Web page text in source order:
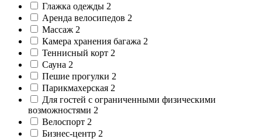
Глажка одежды 2
Аренда велосипедов 2
Массаж 2
Камера хранения багажа 2
Теннисный корт 2
Сауна 2
Пешие прогулки 2
Парикмахерская 2
Для гостей с ограниченными физическими
возможностями 2
Велоспорт 2
Бизнес-центр 2